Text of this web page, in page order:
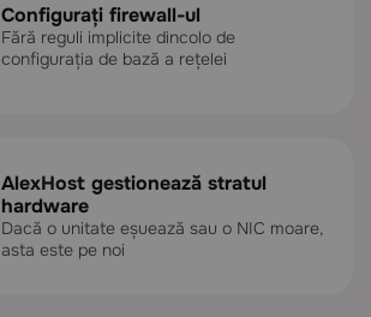
Configurați firewall-ul
Fără reguli implicite dincolo de
configurația de bază a rețelei
AlexHost gestionează stratul
hardware
Dacă o unitate eșuează sau o NIC moare,
asta este pe noi